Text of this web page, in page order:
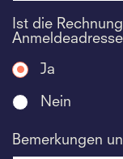
Ist die
Ja
Nein
Bemerkungen